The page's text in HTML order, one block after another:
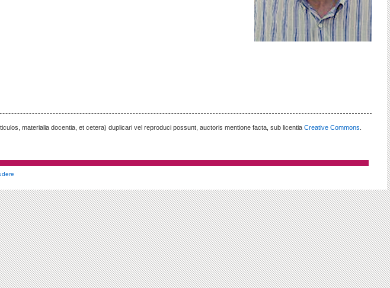
materialia docentia, et cetera) duplicari vel reproduci possunt, auctoris mentione facta, sub licentiaCreative Commons